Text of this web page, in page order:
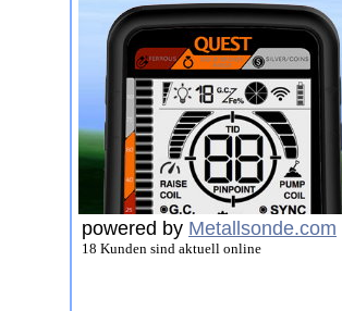
powered by Metallsonde.com
18 Kunden sind aktuell online